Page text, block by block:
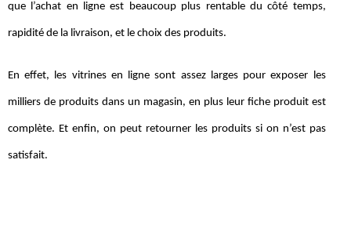
que l’achat en ligne est beaucoup plus rentable du côté temps,
rapidité de la livraison, et le choix des produits.
En effet, les vitrines en ligne sont assez larges pour exposer les
milliers de produits dans un magasin, en plus leur fiche produit est
complète. Et enfin, on peut retourner les produits si on n’est pas
satisfait.